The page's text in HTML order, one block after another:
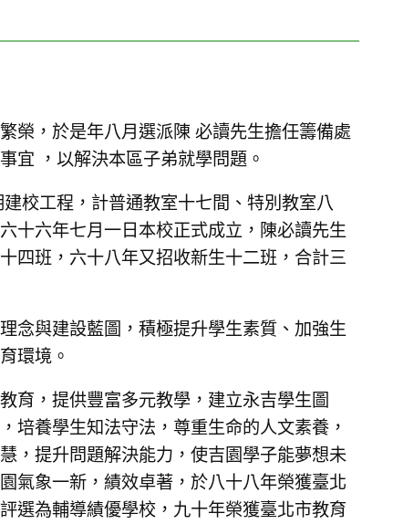
榮，於是年八月選派陳 必讀先生擔任籌備處
宜 ，以解決本區子弟就學問題。
校工程，計普通教室十七間、特別教室八
十六年七月一日本校正式成立，陳必讀先生
四班，六十八年又招收新生十二班，合計三
念與建設藍圖，積極提升學生素質、加強生
環境。
育，提供豐富多元教學，建立永吉學生圖
培養學生知法守法，尊重生命的人文素養，
，提升問題解決能力，使吉園學子能夢想未
氣象一新，績效卓著，於八十八年榮獲臺北
選為輔導績優學校，九十年榮獲臺北市教育